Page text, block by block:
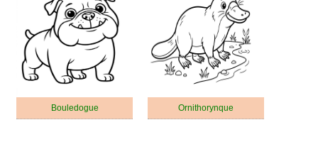
Bouledogue Ornithorynque